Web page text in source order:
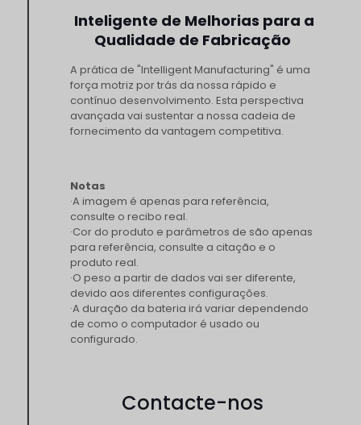
Inteligente de Melhorias para a
Qualidade de Fabricação
A prática de "Intelligent Manufacturing" é uma
força motriz por trás da nossa rápido e
contínuo desenvolvimento. Esta perspectiva
avançada vai sustentar a nossa cadeia de
fornecimento da vantagem competitiva.
Notas
·A imagem é apenas para referência,
consulte o recibo real.
·Cor do produto e parâmetros de são apenas
para referência, consulte a citação e o
produto real.
·O peso a partir de dados vai ser diferente,
devido aos diferentes configurações.
·A duração da bateria irá variar dependendo
de como o computador é usado ou
configurado.
Contacte-nos